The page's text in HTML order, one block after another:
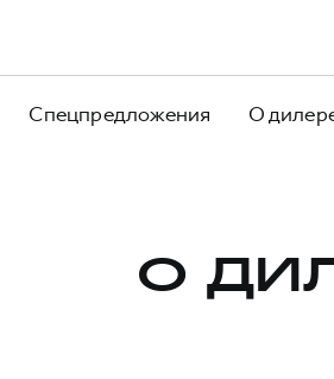
Спецпредложения О
О